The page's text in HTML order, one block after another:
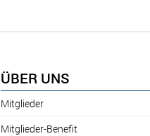
ÜBER UNS
Mitglieder
Mitglieder-Benefit